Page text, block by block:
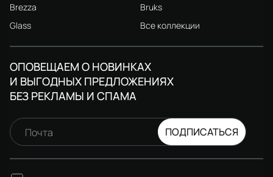
Brezza
Bruks
Glass
Все коллекции
ОПОВЕЩАЕМ О НОВИНКАХ
И ВЫГОДНЫХ ПРЕДЛОЖЕНИЯХ
БЕЗ РЕКЛАМЫ И СПАМА
Почта ПОДПИСАТЬСЯ